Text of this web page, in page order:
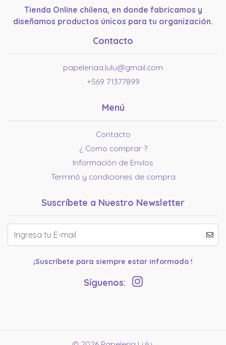
Tienda Online chilena, en donde fabricamos y
diseñamos productos únicos para tu organización.
Contacto
papeleriaa.lulu@gmail.com
+569 71377899
Menú
Contacto
¿ Como comprar ?
Información de Envíos
Terminó y condiciones de compra
Suscríbete a Nuestro Newsletter
¡Suscríbete para siempre estar informado !
Síguenos: